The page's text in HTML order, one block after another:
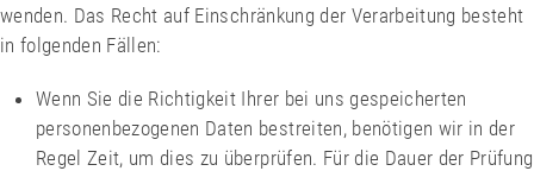
wenden. Das Recht auf Einschränkung der Verarbeitung besteht
in folgenden Fällen:
Wenn Sie die Richtigkeit Ihrer bei uns gespeicherten
personenbezogenen Daten bestreiten, benötigen wir in der
Regel Zeit, um dies zu überprüfen. Für die Dauer der Prüfung